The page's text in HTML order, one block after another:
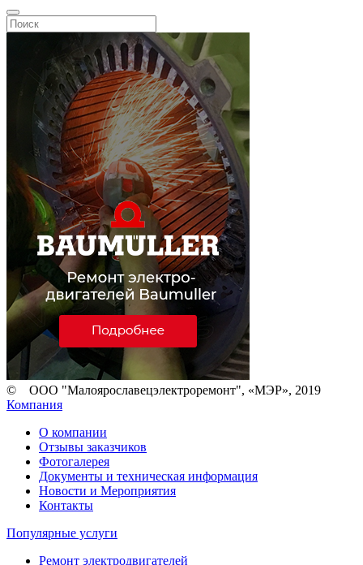
© ООО "Малоярославецэлектроремонт", «МЭР», 2019
Компания
О компании
Отзывы заказчиков
Фотогалерея
Документы и техническая информация
Новости и Мероприятия
Контакты
Популярные услуги
Ремонт электродвигателей